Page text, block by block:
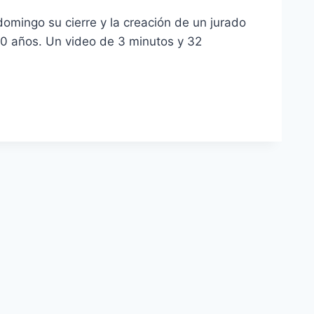
su cierre y la creación de un jurado
años. Un video de 3 minutos y 32